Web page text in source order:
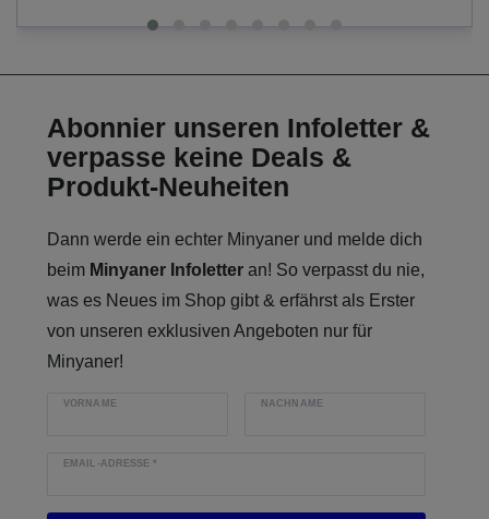
Abonnier unseren Infoletter &
verpasse keine Deals &
Produkt-Neuheiten
Dann werde ein echter Minyaner und melde dich
beim Minyaner Infoletter an! So verpasst du nie,
was es Neues im Shop gibt & erfährst als Erster
von unseren exklusiven Angeboten nur für
Minyaner!
VORNAME NACHNAME
EMAIL-ADRESSE*